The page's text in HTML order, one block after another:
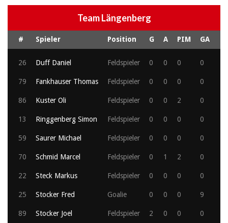
Team Längenberg
# Spieler Position G A PIM GA
26 Duff Daniel Feldspieler 0 0 0 0
79 Fankhauser Thomas Feldspieler 0 0 0 0
86 Kuster Oli Feldspieler 0 0 2 0
13 Ringgenberg Simon Feldspieler 0 0 0 0
59 Saurer Michael Feldspieler 0 0 0 0
70 Schmid Marcel Feldspieler 0 1 2 0
22 Steck Markus Feldspieler 0 0 0 0
25 Stocker Fred Goalie 0 0 0 9
89 Stocker Joel Feldspieler 2 0 0 0